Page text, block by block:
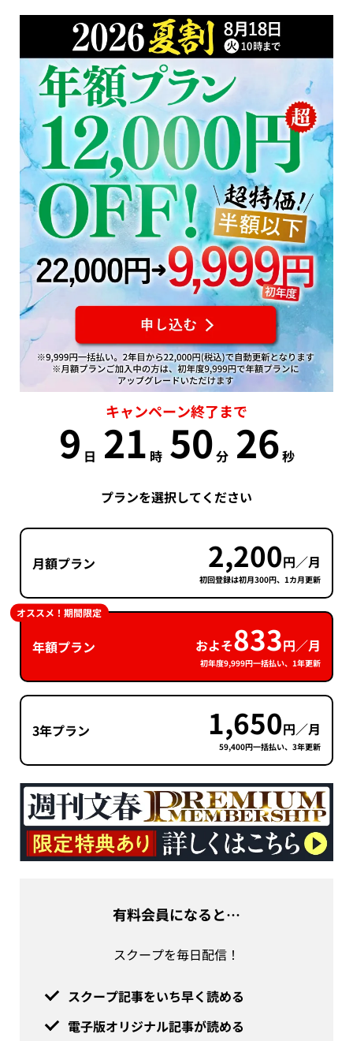
キャンペーン終了まで
9 日 21 時 50分 25秒
プランを選択してください
月額プラン 2,200円／月
初回登録は初月300円、1カ月更新
年額プラン およそ833円／月
初年度9,999円一括払い、1年更新
オススメ！期間限定
3年プラン 1,650円／月
59,400円一括払い、3年更新
有料会員になると…
スクープを毎日配信！
スクープ記事をいち早く読める
電子版オリジナル記事が読める